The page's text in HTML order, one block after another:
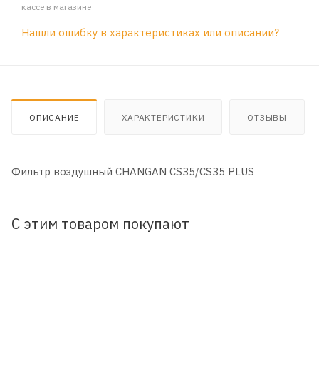
кассе в магазине
Нашли ошибку в характеристиках или описании?
ОПИСАНИЕ ХАРАКТЕРИСТИКИ ОТЗЫВЫ
Фильтр воздушный CHANGAN СS35/CS35 PLUS
С этим товаром покупают